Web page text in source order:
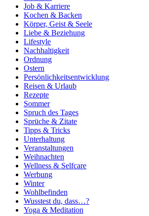
Job & Karriere
Kochen & Backen
Körper, Geist & Seele
Liebe & Beziehung
Lifestyle
Nachhaltigkeit
Ordnung
Ostern
Persönlichkeitsentwicklung
Reisen & Urlaub
Rezepte
Sommer
Spruch des Tages
Sprüche & Zitate
Tipps & Tricks
Unterhaltung
Veranstaltungen
Weihnachten
Wellness & Selfcare
Werbung
Winter
Wohlbefinden
Wusstest du, dass…?
Yoga & Meditation